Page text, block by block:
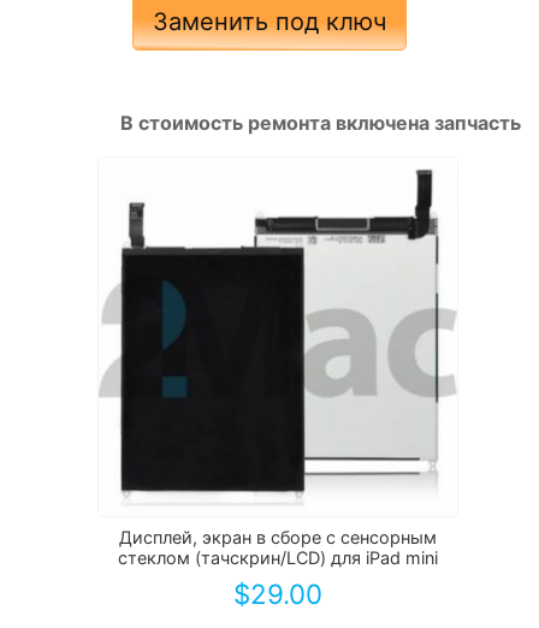
Заменить под ключ
В стоимость ремонта включена запчасть
Дисплей, экран в сборе с сенсорным
стеклом (тачскрин/LCD) для iPad mini
$29.00